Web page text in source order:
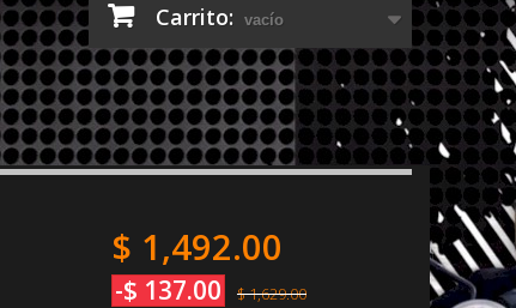
Carrito: vacío
$ 1,492.00
-$ 137.00 $ 1,629.00